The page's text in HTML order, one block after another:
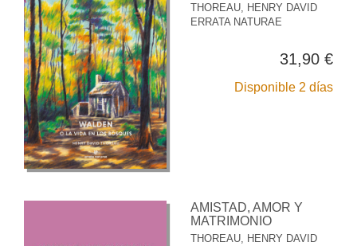
THOREAU, HENRY DAVID
ERRATA NATURAE
31,90 €
Disponible 2 días
AMISTAD, AMOR Y
MATRIMONIO
THOREAU, HENRY DAVID